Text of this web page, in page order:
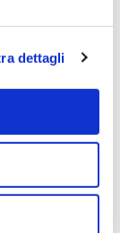
dettagli
| Spur